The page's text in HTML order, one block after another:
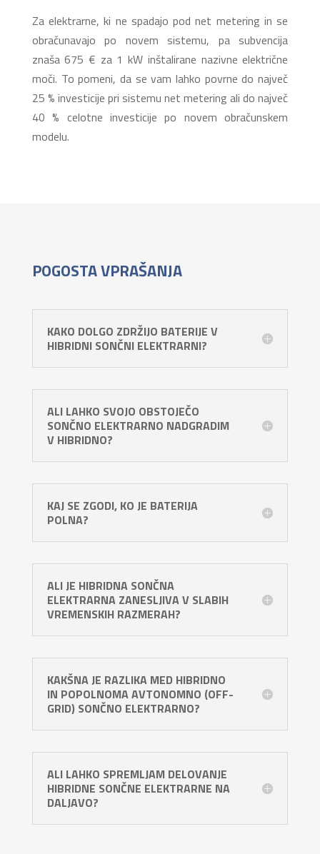
Za elektrarne, ki ne spadajo pod net metering in se
obračunavajo po novem sistemu, pa subvencija
znaša 675 € za 1 kW inštalirane nazivne električne
moči. To pomeni, da se vam lahko povrne do največ
25 % investicije pri sistemu net metering ali do največ
40 % celotne investicije po novem obračunskem
modelu.
POGOSTA VPRAŠANJA
KAKO DOLGO ZDRŽIJO BATERIJE V
HIBRIDNI SONČNI ELEKTRARNI?
ALI LAHKO SVOJO OBSTOJEČO
SONČNO ELEKTRARNO NADGRADIM
V HIBRIDNO?
KAJ SE ZGODI, KO JE BATERIJA
POLNA?
ALI JE HIBRIDNA SONČNA
ELEKTRARNA ZANESLJIVA V SLABIH
VREMENSKIH RAZMERAH?
KAKŠNA JE RAZLIKA MED HIBRIDNO
IN POPOLNOMA AVTONOMNO (OFF-
GRID) SONČNO ELEKTRARNO?
ALI LAHKO SPREMLJAM DELOVANJE
HIBRIDNE SONČNE ELEKTRARNE NA
DALJAVO?